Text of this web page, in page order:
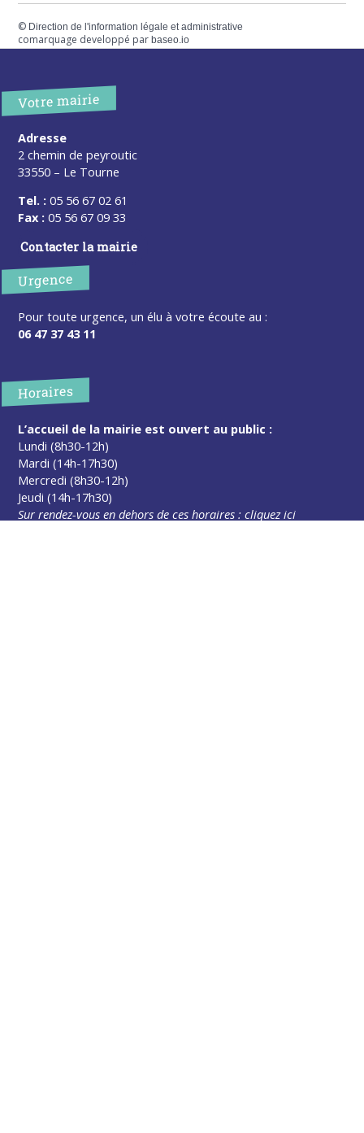
© Direction de l'information légale et administrative
comarquage developpé parbaseo.io
Votre mairie
Adresse
2 chemin de peyroutic
33550 – Le Tourne
Tel. : 05 56 67 02 61
Fax : 05 56 67 09 33
Contacter la mairie
Urgence
Pour toute urgence, un élu à votre écoute au :
06 47 37 43 11
Horaires
L’accueil de la mairie est ouvert au public :
Lundi (8h30-12h)
Mardi (14h-17h30)
Mercredi (8h30-12h)
Jeudi (14h-17h30)
Sur rendez-vous en dehors de ces horaires :cliquez ici